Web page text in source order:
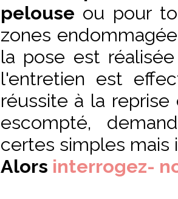
pelouse ou pour
zones
la pose est
l'entretien est
réussite à la
escompté,
certes simples mais
Alors interrogez-